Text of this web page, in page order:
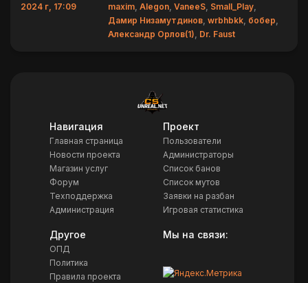
2024 г, 17:09
maxim Alegon VaneeS Small_Play
Дамир Низамутдинов wrbhbkk бобер
Александр Орлов(1) Dr. Faust
Навигация
Главная страница
Новости проекта
Магазин услуг
Форум
Техподдержка
Администрация
Проект
Пользователи
Администраторы
Список банов
Список мутов
Заявки на разбан
Игровая статистика
Другое
ОПД
Политика
Правила проекта
Мы на связи: